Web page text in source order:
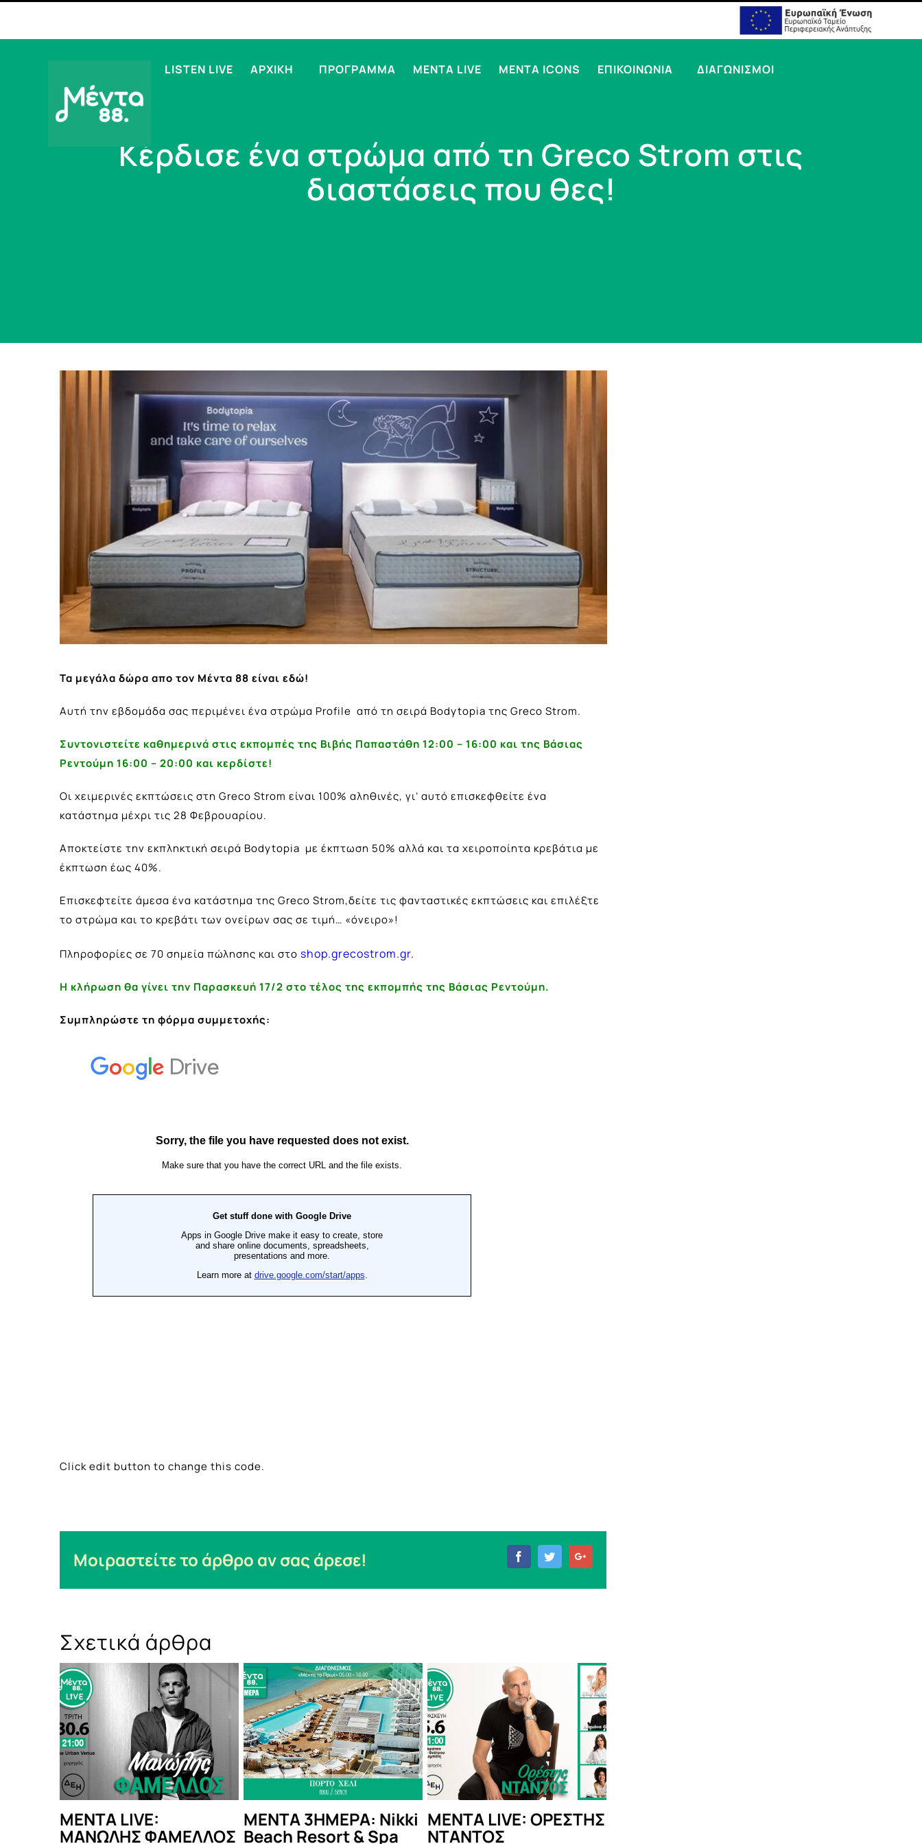
LISTEN LIVE ΑΡΧΙΚΗ ΠΡΟΓΡΑΜΜΑ MENTA LIVE MENTA ICONS ΕΠΙΚΟΙΝΩΝΙΑ ΔΙΑΓΩΝΙΣΜΟΙ
Κέρδισε ένα στρώμα από τη Greco Strom στις
διαστάσεις που θες!
View
Τα μεγάλα δώρα απο τον Μέντα 88 είναι εδώ!
Αυτή την εβδομάδα σας περιμένει ένα στρώμα Profile από τη σειρά Bodytopia της Greco Strom.
Συντονιστείτε καθημερινά στις εκπομπές της Βιβής Παπαστάθη 12:00 – 16:00 και της Βάσιας
Ρεντούμη 16:00 – 20:00 και κερδίστε!
Οι χειμερινές εκπτώσεις στη Greco Strom είναι 100% αληθινές, γι’ αυτό επισκεφθείτε ένα
κατάστημα μέχρι τις 28 Φεβρουαρίου.
Αποκτείστε την εκπληκτική σειρά Bodytopia με έκπτωση 50% αλλά και τα χειροποίητα κρεβάτια με
έκπτωση έως 40%.
Επισκεφτείτε άμεσα ένα κατάστημα της Greco Strom,δείτε τις φανταστικές εκπτώσεις και επιλέξτε
το στρώμα και το κρεβάτι των ονείρων σας σε τιμή… «όνειρο»!
Πληροφορίες σε 70 σημεία πώλησης και στο shop.grecostrom.gr.
Η κλήρωση θα γίνει την Παρασκευή 17/2 στο τέλος της εκπομπής της Βάσιας Ρεντούμη.
Συμπληρώστε τη φόρμα συμμετοχής:
Click edit button to change this code.
Μοιραστείτε το άρθρο αν σας άρεσε! FacebookTwitter
Σχετικά άρθρα
Nikki
& Spa
ΜΕΝΤΑ LIVE: ΟΡΕΣΤΗΣ
ΝΤΑΝΤΟΣ
Οι Πυξ Λαξ στον
Λυκαβηττό: Κερδίστε
ΜΕΝΤΑ ΤΑΞΙΔΙ:
ΒΑΡΚΕΛΩΝΗ